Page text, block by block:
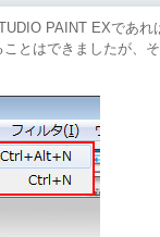
PAINT EXであれ
とはできましたが、